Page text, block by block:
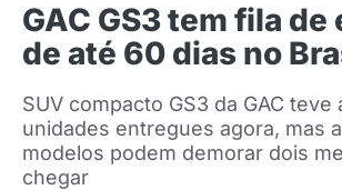
GAC GS3 tem fila de
de até 60 dias no
SUV compacto GS3 da GAC teve
unidades entregues agora, mas
modelos podem demorar dois
chegar